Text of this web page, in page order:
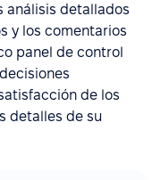
análisis detallados
y los comentarios
panel de control
de los
detalles de su